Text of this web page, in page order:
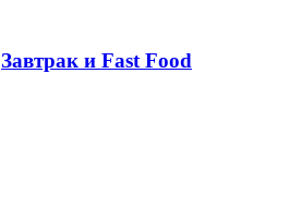
Завтрак и Fast Food